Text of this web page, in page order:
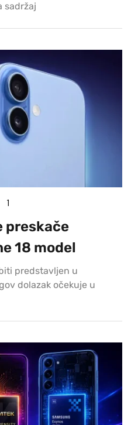
sadržaj
1
preskače
18 model
predstavljen u
dolazak očekuje u